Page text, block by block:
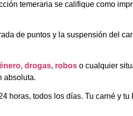
temeraria se califique como
de puntos y la suspensión del
, drogas, robos o cualquier
absoluta.
horas, todos los días. Tu carné y tu